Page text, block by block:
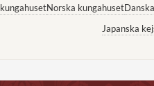
Norska kungahuset
Japanska